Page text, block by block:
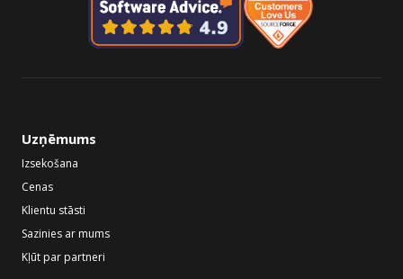
Uzņēmums
Izsekošana
Cenas
Klientu stāsti
Sazinies ar mums
Kļūt par partneri